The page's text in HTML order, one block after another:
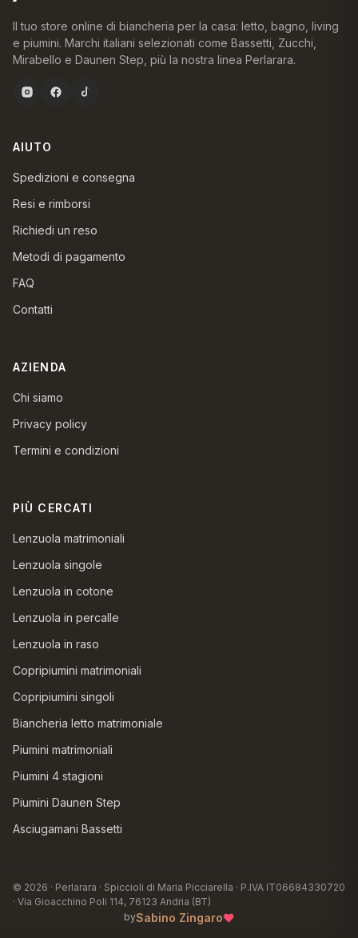
Il tuo store online di biancheria per la casa: letto, bagno, living
e piumini. Marchi italiani selezionati come Bassetti, Zucchi,
Mirabello e Daunen Step, più la nostra linea Perlarara.
AIUTO
Spedizioni e consegna
Resi e rimborsi
Richiedi un reso
Metodi di pagamento
FAQ
Contatti
AZIENDA
Chi siamo
Privacy policy
Termini e condizioni
PIÙ CERCATI
Lenzuola matrimoniali
Lenzuola singole
Lenzuola in cotone
Lenzuola in percalle
Lenzuola in raso
Copripiumini matrimoniali
Copripiumini singoli
Biancheria letto matrimoniale
Piumini matrimoniali
Piumini 4 stagioni
Piumini Daunen Step
Asciugamani Bassetti
© 2026 · Perlarara · Spiccioli di Maria Picciarella · P.IVA IT06684330720
· Via Gioacchino Poli 114, 76123 Andria (BT)
bySabino Zingaro♥